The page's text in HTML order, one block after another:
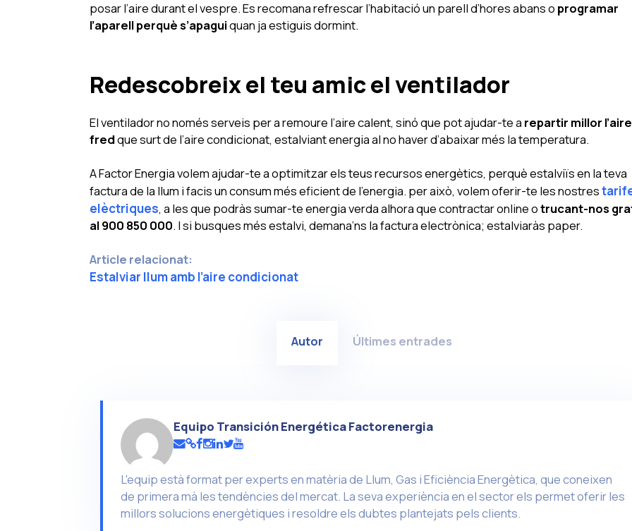
posar l’aire durant el vespre. Es recomana refrescar l’habitació un parell d’hores abans o programar
l’aparell perquè s’apaguiquan ja estiguis dormint.
Redescobreix el teu amic el ventilador
El ventilador no només serveis per a remoure l’aire calent, sinó que pot ajudar-te a repartir millor l’aire
fredque surt de l’aire condicionat, estalviant energia al no haver d’abaixar més la temperatura.
A Factor Energia volem ajudar-te a optimitzar els teus recursos energètics, perquè estalviïs en la teva
factura de la llum i facis un consum més eficient de l’energia. per això, volem oferir-te les nostres
elèctriques, a les que podràs sumar-te energia verda alhora que contractar online otrucant-nos
al 900 850 000. I si busques més estalvi, demana’ns la factura electrònica; estalviaràs paper.
Article relacionat:
Estalviar llum amb l’aire condicionat
Autor Últimes entrades
Equipo Transición Energética Factorenergia
L'equip està format per experts en matèria de Llum, Gas i Eficiència Energètica, que coneixen
de primera mà les tendències del mercat. La seva experiència en el sector els permet oferir les
millors solucions energètiques i resoldre els dubtes plantejats pels clients.